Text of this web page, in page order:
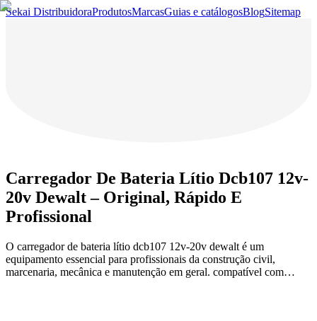
Sekai DistribuidoraProdutosMarcasGuias e catálogosBlogSitemap
Carregador De Bateria Lítio Dcb107 12v-
20v Dewalt – Original, Rápido E
Profissional
O carregador de bateria lítio dcb107 12v-20v dewalt é um
equipamento essencial para profissionais da construção civil,
marcenaria, mecânica e manutenção em geral. compatível com…